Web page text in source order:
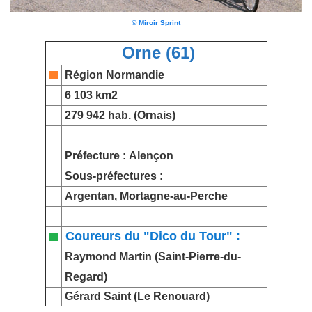
© Miroir Sprint
Orne (61)
Région Normandie
6 103 km2
279 942 hab. (Ornais)
Préfecture : Alençon
Sous-préfectures :
Argentan, Mortagne-au-Perche
Coureurs du "Dico du Tour" :
Raymond Martin (Saint-Pierre-du-
Regard)
Gérard Saint(Le Renouard)